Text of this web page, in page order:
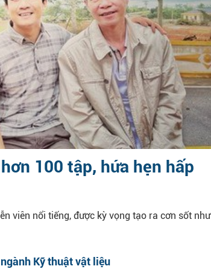
100 tập, hứa hẹn hấp
viên nổi tiếng, được kỳ vọng tạo ra cơn sốt như
Kỹ thuật vật liệu